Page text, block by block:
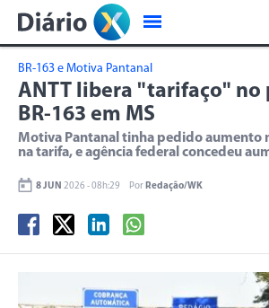
BR-163 e Motiva Pantanal
ANTT libera "tarifaço" no
BR-163 em MS
Motiva Pantanal tinha pedido aumento
na tarifa, e agência federal concedeu
8 JUN 2026 - 08h:29 Por Redação/WK